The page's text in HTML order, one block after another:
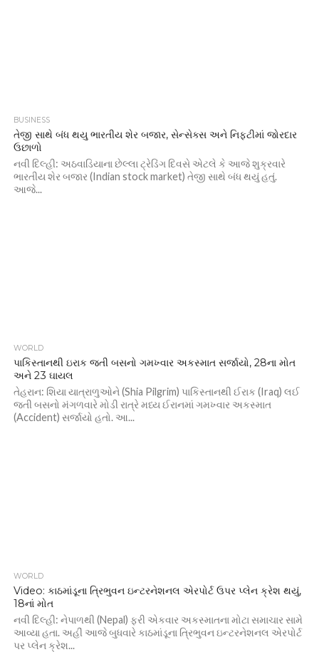
BUSINESS
તેજી સાથે બંધ થયુ ભારતીય શેર બજાર, સેન્સેક્સ અને નિફ્ટીમાં જોરદાર
ઉછાળો
નવી દિલ્હી: અઠવાડિયાના છેલ્લા ટ્રેડિંગ દિવસે એટલે કે આજે શુક્રવારે
ભારતીય શેર બજાર (Indian stock market) તેજી સાથે બંધ થયું હતું.
આજે...
WORLD
પાકિસ્તાનથી ઇરાક જતી બસનો ગમખ્વાર અકસ્માત સર્જાયો, 28ના મોત
અને 23 ઘાયલ
તેહરાન: શિયા યાત્રાળુઓને (Shia Pilgrim) પાકિસ્તાનથી ઈરાક (Iraq) લઈ
જતી બસનો મંગળવારે મોડી રાત્રે મધ્ય ઈરાનમાં ગમખ્વાર અકસ્માત
(Accident) સર્જાયો હતો. આ...
WORLD
Video: કાઠમાંડૂના ત્રિભુવન ઇન્ટરનેશનલ એરપોર્ટ ઉપર પ્લેન ક્રેશ થયું,
18નાં મોત
નવી દિલ્હી: નેપાળથી (Nepal) ફરી એકવાર અકસ્માતના મોટા સમાચાર સામે
આવ્યા હતા. અહીં આજે બુધવારે કાઠમાંડૂના ત્રિભુવન ઇન્ટરનેશનલ એરપોર્ટ
પર પ્લેન ક્રેશ...